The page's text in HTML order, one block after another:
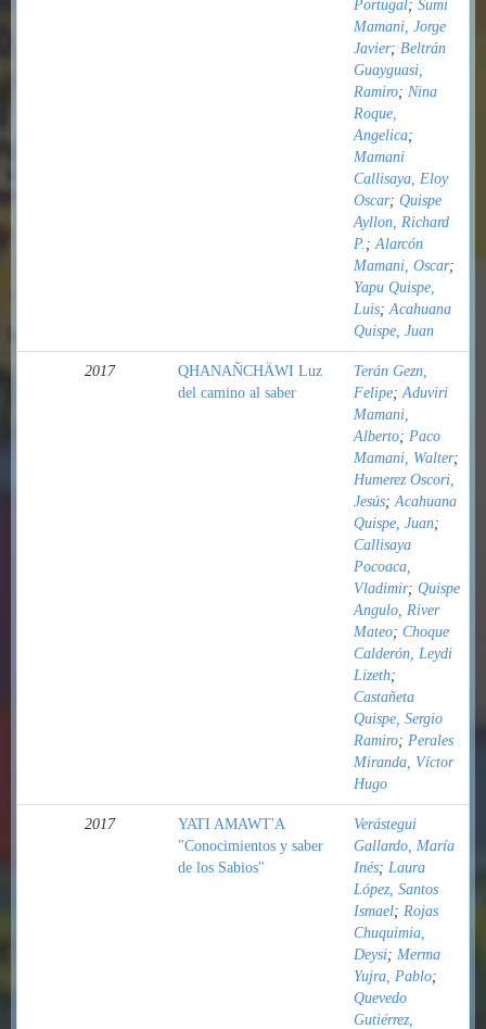
Portugal; Sumi
Mamani, Jorge
Javier; Beltrán
Guayguasi,
Ramiro; Nina
Roque,
Angelica;
Mamani
Callisaya, Eloy
Oscar; Quispe
Ayllon, Richard
P. ;Alarcón
Mamani, Oscar;
Yapu Quispe,
Luis;Acahuana
Quispe, Juan
2017
QHANAÑCHÄWI Luz
del camino al saber
Terán Gezn,
Felipe;Aduviri
Mamani,
Alberto; Paco
Mamani, Walter;
Humerez Oscori,
Jesús;Acahuana
Quispe, Juan;
Callisaya
Pocoaca,
Vladimir; Quispe
Angulo, River
Mateo; Choque
Calderón, Leydi
Lizeth;
Castañeta
Quispe, Sergio
Ramiro; Perales
Miranda, Víctor
Hugo
2017
YATI AMAWT'A
"Conocimientos y saber
de los Sabios"
Verástegui
Gallardo, María
Inés; Laura
López, Santos
Ismael; Rojas
Chuquimia,
Deysi; Merma
Yujra, Pablo;
Quevedo
Gutiérrez,